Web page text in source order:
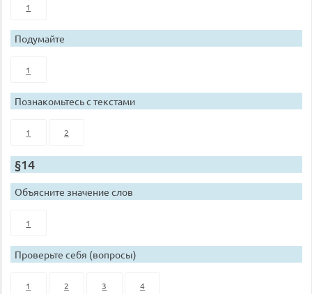
1
Подумайте
1
Познакомьтесь с текстами
1 2
§14
Объясните значение слов
1
Проверьте себя (вопросы)
1 2 3 4